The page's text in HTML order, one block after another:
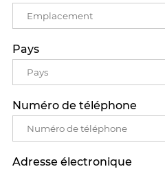
Pays
Numéro de téléphone
Adresse électronique